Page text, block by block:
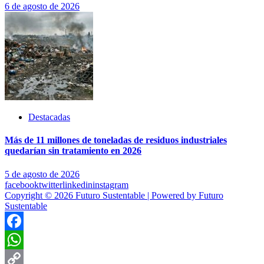
6 de agosto de 2026
Destacadas
Más de 11 millones de toneladas de residuos industriales
quedarían sin tratamiento en 2026
5 de agosto de 2026
facebooktwitterlinkedininstagram
Copyright © 2026 Futuro Sustentable | Powered by Futuro
Sustentable
Facebook
WhatsApp